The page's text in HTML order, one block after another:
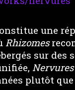
une
Rhizomes
sur
Nervures
plutôt